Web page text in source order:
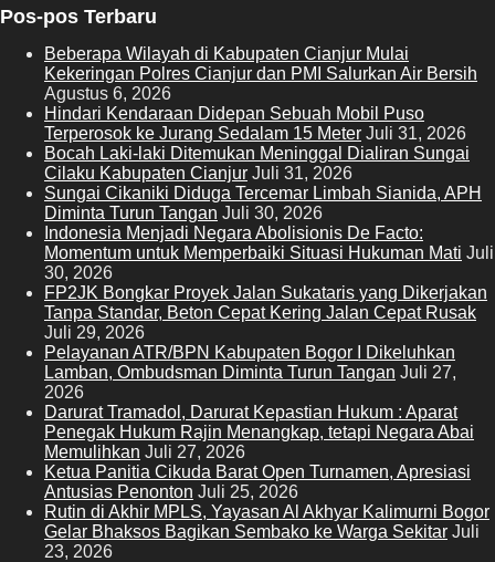
Pos-pos Terbaru
Beberapa Wilayah di Kabupaten Cianjur Mulai
Kekeringan Polres Cianjur dan PMI Salurkan Air Bersih
Agustus 6, 2026
Hindari Kendaraan Didepan Sebuah Mobil Puso
Terperosok ke Jurang Sedalam 15 Meter Juli 31, 2026
Bocah Laki-laki Ditemukan Meninggal Dialiran Sungai
Cilaku Kabupaten Cianjur Juli 31, 2026
Sungai Cikaniki Diduga Tercemar Limbah Sianida, APH
Diminta Turun Tangan Juli 30, 2026
‎Indonesia Menjadi Negara Abolisionis De Facto:
Momentum untuk Memperbaiki Situasi Hukuman Mati Juli
30, 2026
FP2JK Bongkar Proyek Jalan Sukataris yang Dikerjakan
Tanpa Standar, Beton Cepat Kering Jalan Cepat Rusak
Juli 29, 2026
Pelayanan ATR/BPN Kabupaten Bogor I Dikeluhkan
Lamban, Ombudsman Diminta Turun Tangan Juli 27,
2026
Darurat Tramadol, Darurat Kepastian Hukum : Aparat
Penegak Hukum Rajin Menangkap, tetapi Negara Abai
Memulihkan Juli 27, 2026
Ketua Panitia Cikuda Barat Open Turnamen, Apresiasi
Antusias Penonton Juli 25, 2026
Rutin di Akhir MPLS, Yayasan Al Akhyar Kalimurni Bogor
Gelar Bhaksos Bagikan Sembako ke Warga Sekitar Juli
23, 2026